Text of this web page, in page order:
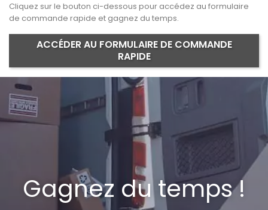
Cliquez sur le bouton ci-dessous pour accédez au formulaire
de commande rapide et gagnez du temps.
ACCÉDER AU FORMULAIRE DE COMMANDE
RAPIDE
Gagnez du temps !